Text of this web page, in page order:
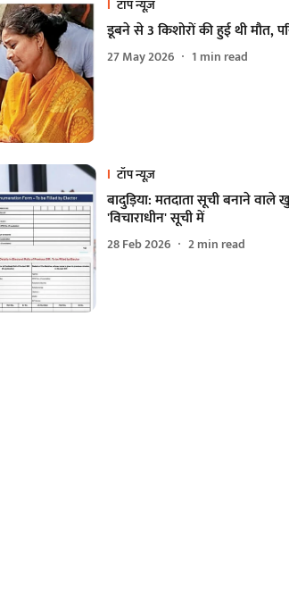
टॉप न्यूज़
डूबने से 3 किशोरों की हुई थी मौत,
27 May 2026 1 min read
टॉप न्यूज़
बादुड़िया: मतदाता सूची बनाने
'विचाराधीन' सूची में
28 Feb 2026 2min read